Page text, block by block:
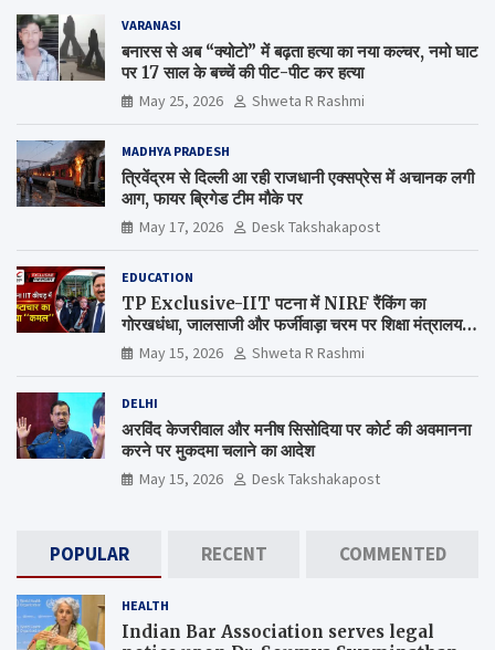
VARANASI
बनारस से अब “क्योटो” में बढ़ता हत्या का नया कल्चर, नमो घाट
पर 17 साल के बच्चें की पीट-पीट कर हत्या
May 25, 2026 Shweta R Rashmi
MADHYA PRADESH
त्रिवेंद्रम से दिल्ली आ रही राजधानी एक्सप्रेस में अचानक लगी
आग, फायर ब्रिगेड टीम मौके पर
May 17, 2026 Desk Takshakapost
EDUCATION
TP Exclusive-IIT पटना में NIRF रैंकिंग का
गोरखधंधा, जालसाजी और फर्जीवाड़ा चरम पर शिक्षा मंत्रालय
कब जागेगा ?
May 15, 2026 Shweta R Rashmi
DELHI
अरविंद केजरीवाल और मनीष सिसोदिया पर कोर्ट की अवमानना
करने पर मुकदमा चलाने का आदेश
May 15, 2026 Desk Takshakapost
POPULAR RECENT COMMENTED
HEALTH
Indian Bar Association serves legal